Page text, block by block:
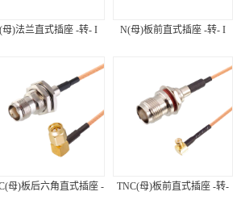
母)法兰直式插座 -转- I N(母)板前直式插座 -转- I
母)板后六角直式插座 - TNC(母)板前直式插座 -转-